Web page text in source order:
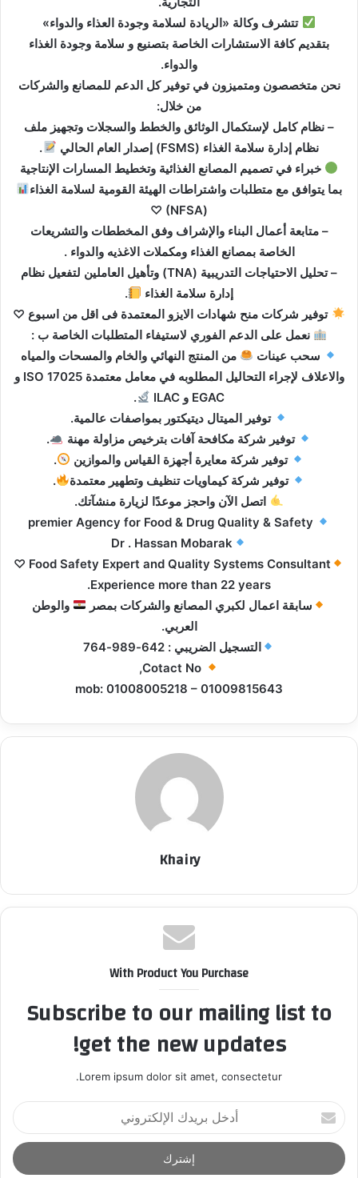
تتشرف وكالة «الريادة لسلامة وجودة العذاء والدواء»
بتقديم كافة الاستشارات الخاصة بتصنيع و سلامة وجودة الغذاء
والدواء.
نحن متخصصون ومتميزون في توفير كل الدعم للمصانع والشركات
من خلال:
– نظام كامل لإستكمال الوثائق والخطط والسجلات وتجهيز ملف
نظام إدارة سلامة الغذاء (FSMS) إصدار العام الحالي
.
خبراء في تصميم المصانع الغذائية وتخطيط المسارات الإنتاجية
بما يتوافق مع متطلبات واشتراطات الهيئة القومية لسلامة الغذاء
(NFSA) ♡
– متابعة أعمال البناء والإشراف وفق المخططات والتشريعات
الخاصة بمصانع الغذاء ومكملات الاغذيه والدواء .
– تحليل الاحتياجات التدريبية (TNA) وتأهيل العاملين لتفعيل نظام
إدارة سلامة الغذاء
.
توفير شركات منح شهادات الايزو المعتمدة فى اقل من اسبوع ♡
نعمل على الدعم الفوري لاستيفاء المتطلبات الخاصة ب :
سحب عينات
من المنتج النهائي والخام والمسحات والمياه
والاعلاف لإجراء التحاليل المطلوبه في معامل معتمدة ISO 17025 و
EGAC و ILAC
.
توفير الميتال ديتيكتور بمواصفات عالمية.
توفير شركة مكافحة آفات بترخيص مزاولة مهنة
.
توفير شركة معايرة أجهزة القياس والموازين
.
توفير شركة كيماويات تنظيف وتطهير معتمدة
.
اتصل الآن واحجز موعدًا لزيارة منشآتك.
Dr . Hassan Mobarak
Food Safety Expert and Quality Systems Consultant ♡
Experience more than 22 years.
سابقة اعمال لكبري المصانع والشركات بمصر
والوطن
العربي.
التسجيل الضريبي : 642-989-764
mob: 01008005218 – 01009815643
Khairy
With Product You Purchase
Subscribe to our mailing list to
get the new updates!
Lorem ipsum dolor sit amet, consectetur.
أ
د
خ
ل